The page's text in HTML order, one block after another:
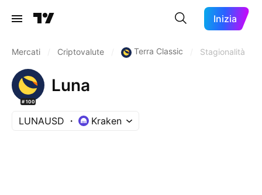
Inizia
Mercati Criptovalute Terra Classic Stagionalità
#100
Luna
LUNAUSD Kraken